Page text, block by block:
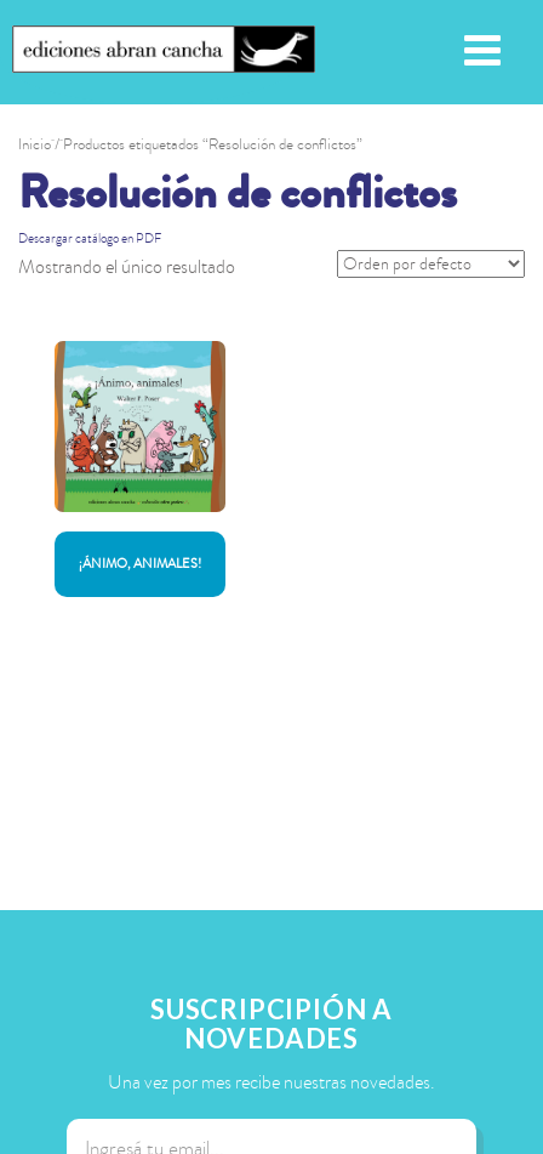
Inicio/ Productos etiquetados “Resolución de conflictos”
Resolución de conflictos
Descargar catálogo en PDF
Mostrando el único resultado
¡ÁNIMO, ANIMALES!
SUSCRIPCIPIÓN A
NOVEDADES
Una vez por mes recibe nuestras novedades.